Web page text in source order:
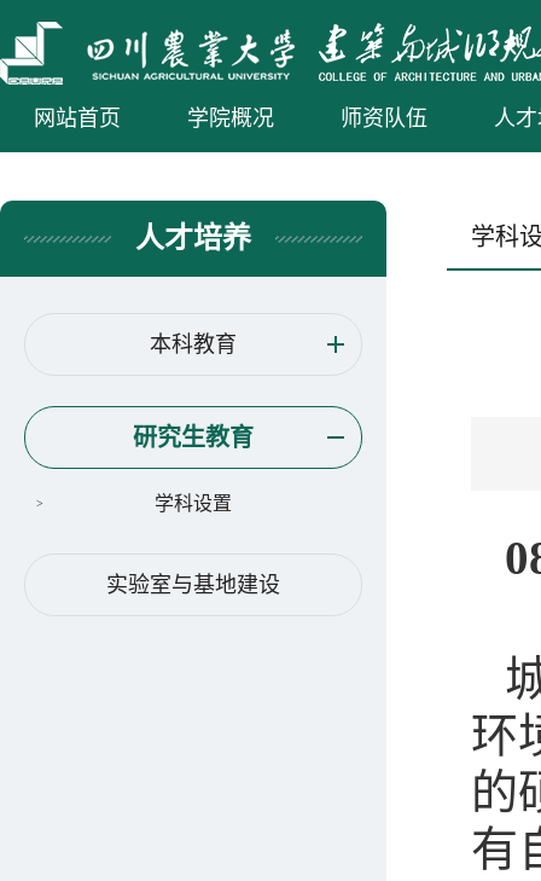
网站首页 学院概况 师资队伍 人
人才培养
本科教育
研究生教育
学科设置
实验室与基地建设
学科
环
的
有